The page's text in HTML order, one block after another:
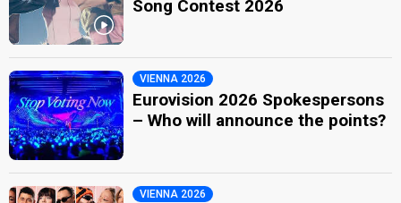
Song Contest 2026
VIENNA 2026
Eurovision 2026 Spokespersons
– Who will announce the points?
VIENNA 2026